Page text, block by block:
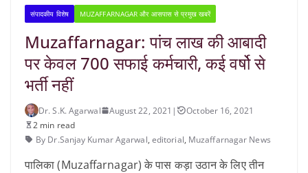
संपादकीय विशेष MUZAFFARNAGAR और आसपास से प्रमुख खबरें
Muzaffarnagar: पांच लाख की आबादी
पर केवल 700 सफाई कर्मचारी, कई वर्षो से
भर्ती नहीं
Dr. S.K. Agarwal August 22, 2021 |
October 16, 2021
2 min read
By Dr.Sanjay Kumar Agarwal, editorial, Muzaffarnagar News
पालिका (Muzaffarnagar) के पास कड़ा उठान के लिए तीन